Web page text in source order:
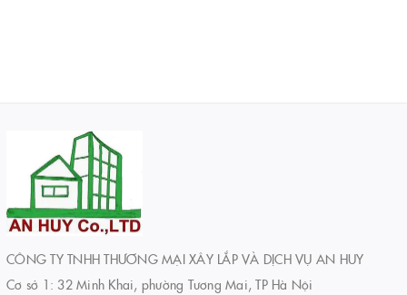
CÔNG TY TNHH THƯƠNG MẠI XÂY LẮP VÀ DỊCH VỤ AN HUY
Cơ sở 1: 32 Minh Khai, phường Tương Mai, TP Hà Nội